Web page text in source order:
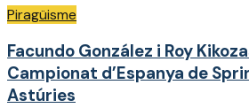
Piragüisme
Facundo González i Roy
Campionat d’Espanya de
Astúries